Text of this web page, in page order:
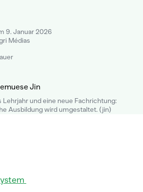
9. Januar 2026
Médias
Lehrjahr und eine neue Fachrichtung:
Ausbildung wird umgestaltet. (jin)